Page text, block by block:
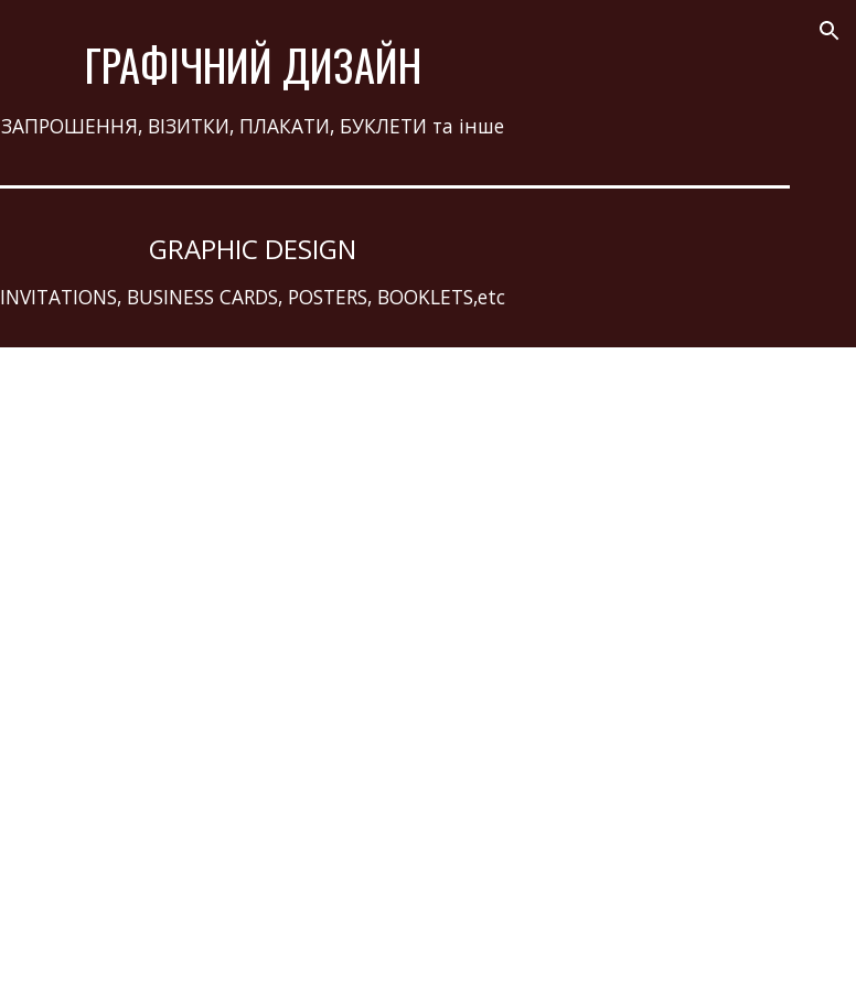
Skip to navigation
ГРАФІЧНИЙ ДИЗАЙН
ЗАПРОШЕННЯ, ВІЗИТКИ, ПЛАКАТИ, БУКЛЕТИ та інше
GRAPHIC DESIGN
INVITATIONS, BUSINESS CARDS, POSTERS, BOOKLETS,etc